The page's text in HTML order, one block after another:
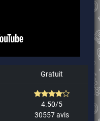
Gratuit
4.50/5
30557 avis